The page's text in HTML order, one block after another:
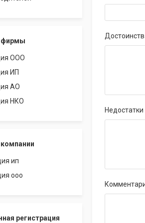
фирмы
ООО
ИП
АО
НКО
ип
ооо
регистрация
Недостатки